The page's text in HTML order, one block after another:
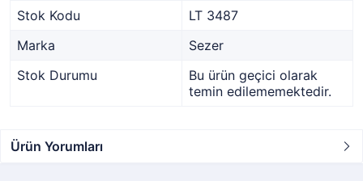
Stok Kodu
LT 3487
Marka
Sezer
Stok Durumu
Bu ürün geçici olarak
temin edilememektedir.
Ürün Yorumları